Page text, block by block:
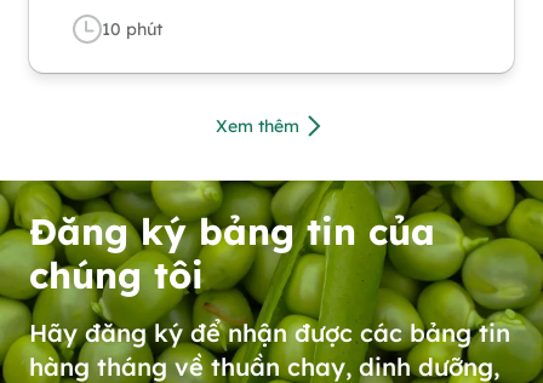
10 phút
Xem thêm
Đăng ký bảng tin của
chúng tôi
Hãy đăng ký để nhận được các bảng tin
hàng tháng về thuần chay, dinh dưỡng,